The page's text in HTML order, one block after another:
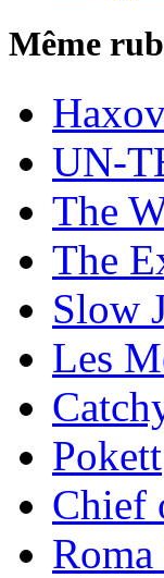
Même
UN-
The
The
Slow
Les
Pokett
Chief